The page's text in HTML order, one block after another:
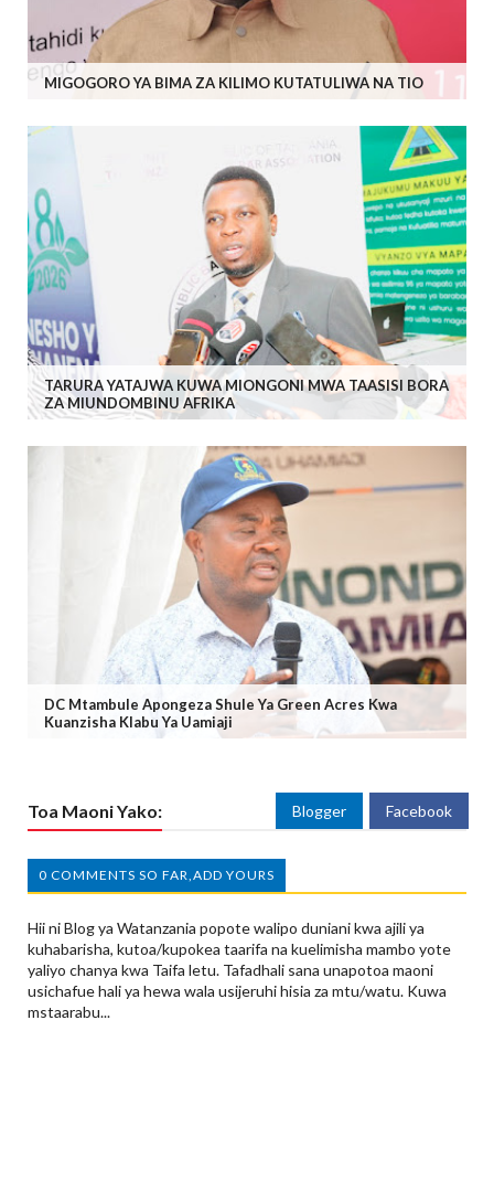
MIGOGORO YA BIMA ZA KILIMO KUTATULIWA NA TIO
TARURA YATAJWA KUWA MIONGONI MWA TAASISI BORA
ZA MIUNDOMBINU AFRIKA
DC Mtambule Apongeza Shule Ya Green Acres Kwa
Kuanzisha Klabu Ya Uamiaji
Toa Maoni Yako: Blogger Facebook
0 COMMENTS SO FAR,ADD YOURS
Hii ni Blog ya Watanzania popote walipo duniani kwa ajili ya
kuhabarisha, kutoa/kupokea taarifa na kuelimisha mambo yote
yaliyo chanya kwa Taifa letu. Tafadhali sana unapotoa maoni
usichafue hali ya hewa wala usijeruhi hisia za mtu/watu. Kuwa
mstaarabu...